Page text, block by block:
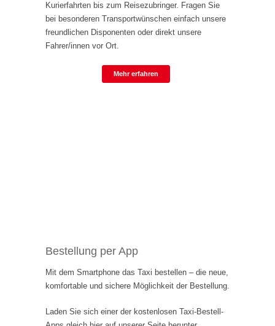
Kurierfahrten bis zum Reisezubringer. Fragen Sie
bei besonderen Transportwünschen einfach unsere
freundlichen Disponenten oder direkt unsere
Fahrer/innen vor Ort.
Mehr erfahren
Bestellung per App
Mit dem Smartphone das Taxi bestellen – die neue,
komfortable und sichere Möglichkeit der Bestellung.
Laden Sie sich einer der kostenlosen Taxi-Bestell-